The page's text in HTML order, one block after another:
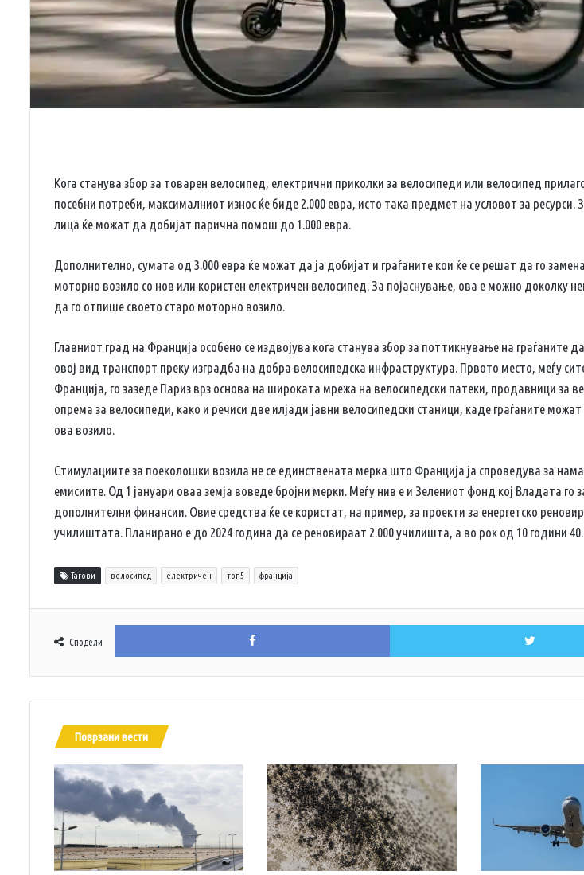
Кога станува збор за товарен велосипед, електрични приколки за велосипеди или велосипед
посебни потреби, максималниот износ ќе биде 2.000 евра, исто така предмет на условот за ресурси.
лица ќе можат да добијат парична помош до 1.000 евра.
Дополнително, сумата од 3.000 евра ќе можат да ја добијат и граѓаните кои ќе се решат да го
моторно возило со нов или користен електричен велосипед. За појаснување, ова е можно доколку
да го отпише своето старо моторно возило.
Главниот град на Франција особено се издвојува кога станува збор за поттикнување на граѓаните
овој вид транспорт преку изградба на добра велосипедска инфраструктура. Првото место, меѓу
Франција, го зазеде Париз врз основа на широката мрежа на велосипедски патеки, продавници за
опрема за велосипеди, како и речиси две илјади јавни велосипедски станици, каде граѓаните можат
ова возило.
Стимулациите за поеколошки возила не се единствената мерка што Франција ја спроведува за
емисиите. Од 1 јануари оваа земја воведе бројни мерки. Меѓу нив е и Зелениот фонд кој Владата го
дополнителни финансии. Овие средства ќе се користат, на пример, за проекти за енергетско
училиштата. Планирано е до 2024 година да се реновираат 2.000 училишта, а во рок од 10 години
Тагови велосипед електричен топ5 франција
Сподели
Facebook
Поврзани вести